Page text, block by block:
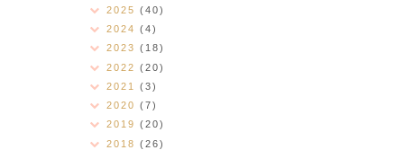
2025 (40)
2024 (4)
2023 (18)
2022 (20)
2021 (3)
2020 (7)
2019 (20)
2018 (26)